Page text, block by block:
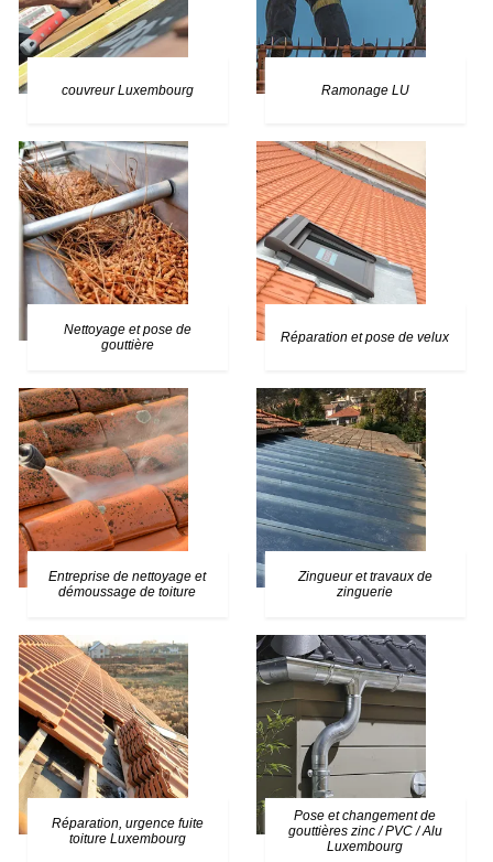
couvreur Luxembourg Ramonage LU
Nettoyage et pose de
gouttière
Réparation et pose de velux
Entreprise de nettoyage et
démoussage de toiture
Zingueur et travaux de
zinguerie
Réparation, urgence fuite
toiture Luxembourg
Pose et changement de
gouttières zinc / PVC / Alu
Luxembourg